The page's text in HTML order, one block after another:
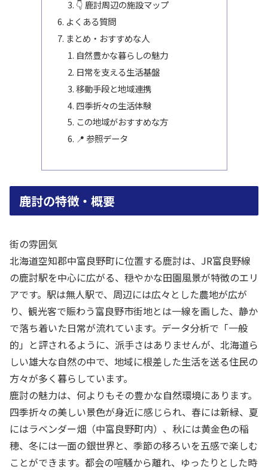
👇 鹿討周辺の施設マップ
よくある質問
まとめ・おすすめな人
自然豊かな暮らしの魅力
日常を支える生活基盤
移動手段と地域連携
四季折々の生活体験
この地域がおすすめな方
📍 参照データ
鹿討の特徴・概要
街の雰囲気
北海道空知郡中富良野町に位置する鹿討は、JR富良野線
の鹿討駅を中心に広がる、穏やかな田園風景が特徴のエリ
アです。駅は無人駅で、周辺には広々とした農地が広が
り、観光客で賑わう富良野市街地とは一線を画した、静か
で落ち着いた日常が流れています。データ分析で「一般
的」と評されるように、派手さはありませんが、北海道ら
しい雄大な自然の中で、地域に根差した生活を送る住民の
方々が多く暮らしています。
鹿討の魅力は、何よりもその豊かな自然環境にあります。
四季折々の美しい景色が身近に感じられ、春には新緑、夏
にはラベンダー畑（中富良野町内）、秋には黄金色の稲
穂、冬には一面の銀世界と、季節の移ろいを五感で楽しむ
ことができます。都会の喧騒から離れ、ゆったりとした時